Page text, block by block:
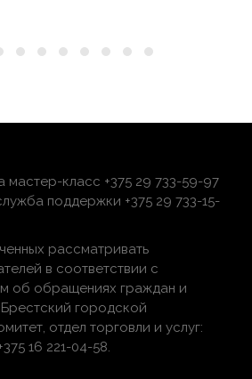
мастер-класс +375 29 733-59-97
поддержки +375 29 733-15-
рассматривать
в соответствии с
об обращениях граждан и
городской
отдел торговли и услуг:
16 221-04-58.